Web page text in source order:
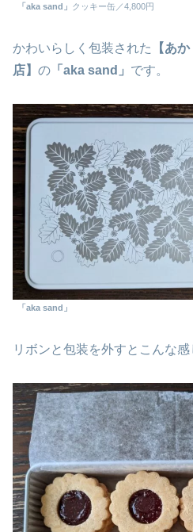
「aka sand」 クッキー缶／4,800円
かわいらしく包装された
【あ
店】 の 「aka sand」 です。
「aka sand」
リボンと包装を外すとこんな感